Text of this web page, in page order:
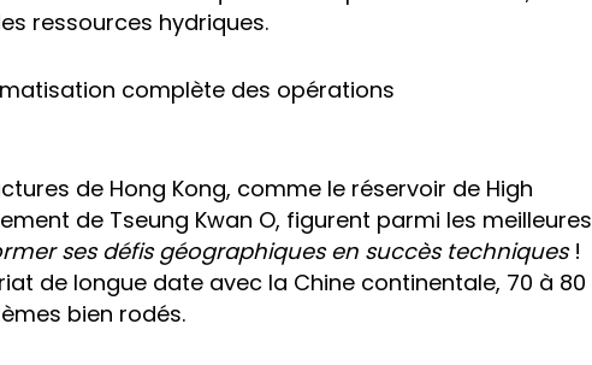
ressources hydriques.
complète des opérations
de Hong Kong, comme le réservoir de High
de Tseung Kwan O, figurent parmi les meilleures
ses défis géographiques en succès techniques!
de longue date avec la Chine continentale, 70 à 80
bien rodés.